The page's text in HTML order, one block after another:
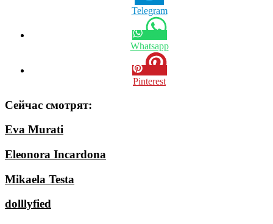
Telegram
Whatsapp
Pinterest
Сейчас смотрят:
Eva Murati
Eleonora Incardona
Mikaela Testa
dolllyfied